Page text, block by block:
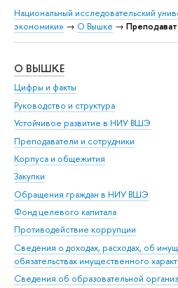
Национальный исследовательский
экономики» → О Вышке →
О ВЫШКЕ
Цифры и факты
Руководство и структура
Устойчивое развитие в НИУ ВШЭ
Преподаватели и сотрудники
Корпуса и общежития
Закупки
Обращения граждан в НИУ ВШЭ
Фонд целевого капитала
Противодействие коррупции
Сведения о доходах, расходах, об
обязательствах имущественного
Сведения об образовательной